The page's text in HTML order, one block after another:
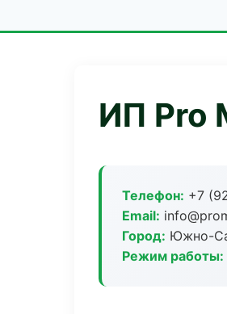
ИП Pro
Телефон: +7
Email:
Город: Южно-
Режим работы: